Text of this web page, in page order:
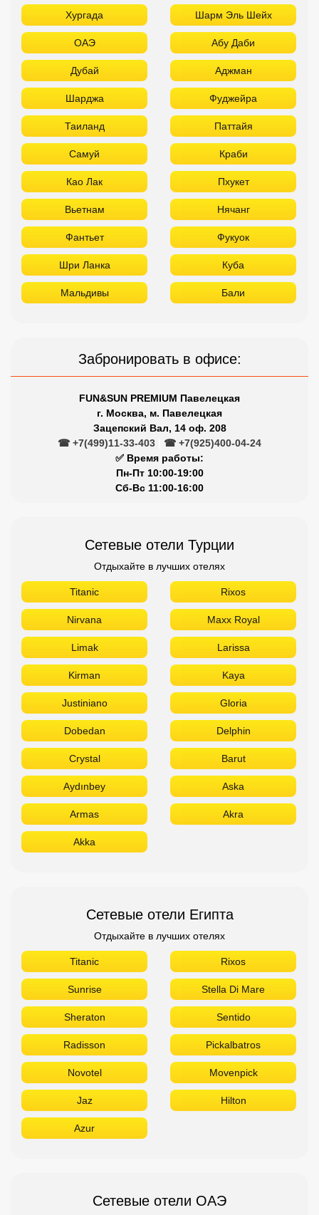
Хургада Шарм Эль Шейх
ОАЭ Абу Даби
Дубай Аджман
Шарджа Фуджейра
Таиланд Паттайя
Самуй Краби
Као Лак Пхукет
Вьетнам Нячанг
Фантьет Фукуок
Шри Ланка Куба
Мальдивы Бали
Забронировать в офисе:
FUN&SUN PREMIUM Павелецкая
г. Москва, м. Павелецкая
Зацепский Вал, 14 оф. 208
☎ +7(499)11-33-403
☎ +7(925)400-04-24
✅ Время работы:
Пн-Пт 10:00-19:00
Сб-Вс 11:00-16:00
Сетевые отели Турции
Отдыхайте в лучших отелях
Titanic Rixos
Nirvana Maxx Royal
Limak Larissa
Kirman Kaya
Justiniano Gloria
Dobedan Delphin
Crystal Barut
Aydınbey Aska
Armas Akra
Akka
Сетевые отели Египта
Отдыхайте в лучших отелях
Titanic Rixos
Sunrise Stella Di Mare
Sheraton Sentido
Radisson Pickalbatros
Novotel Movenpick
Jaz Hilton
Azur
Сетевые отели ОАЭ